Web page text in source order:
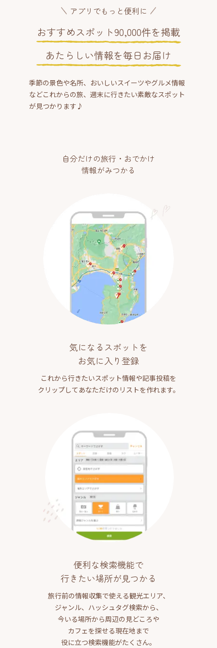
アプリでもっと便利に
おすすめスポット90,000件を掲載
あたらしい情報を毎日お届け
季節の景色や名所、おいしいスイーツやグルメ情報
などこれからの旅、週末に行きたい素敵なスポット
が見つかります♪
自分だけの旅行・おでかけ
情報がみつかる
気になるスポットを
お気に入り登録
これから行きたいスポット情報や記事投稿を
クリップしてあなただけのリストを作れます。
便利な検索機能で
行きたい場所が見つかる
旅行前の情報収集で使える観光エリア、
ジャンル、ハッシュタグ検索から、
今いる場所から周辺の見どころや
カフェを探せる現在地まで
役に立つ検索機能がたくさん。